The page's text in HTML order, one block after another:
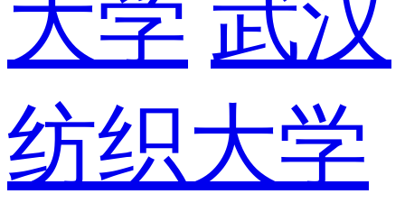
大学 武汉
纺织大学